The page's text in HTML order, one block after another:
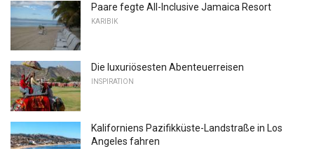
Paare fegte All-Inclusive Jamaica Resort
KARIBIK
Die luxuriösesten Abenteuerreisen
INSPIRATION
Kaliforniens Pazifikküste-Landstraße in Los
Angeles fahren